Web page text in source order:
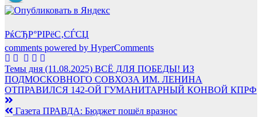
РќСЂР°РІРёС‚СЃСЏ
comments powered by HyperComments
Навигация
по
записям
Темы дня (11.08.2025) ВСЁ ДЛЯ ПОБЕДЫ! ИЗ
ПОДМОСКОВНОГО СОВХОЗА ИМ. ЛЕНИНА
ОТПРАВИЛСЯ 142-ОЙ ГУМАНИТАРНЫЙ КОНВОЙ КПРФ
Газета ПРАВДА: Бюджет пошёл вразнос